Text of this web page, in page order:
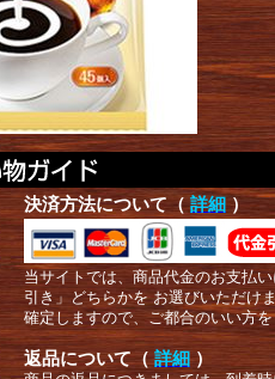
決済方法について（ 詳細 ）
当サイトでは、商品代金のお支払
引き」どちらかを お選びいただけ
確定しますので、ご都合のいい方
返品について（ 詳細 ）